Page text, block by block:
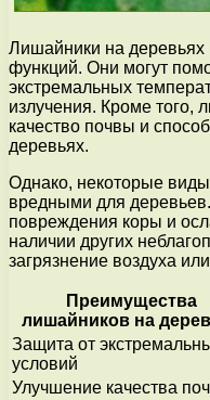
Лишайники на деревьях
функций. Они могут
экстремальных
излучения. Кроме того,
качество почвы и
деревьях.
Однако, некоторые
вредными для
повреждения коры и
наличии других
загрязнение воздуха
Преимущества
лишайников на
Защита от
условий
Улучшение качества